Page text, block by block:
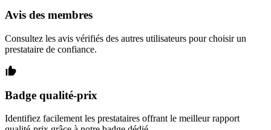
Avis des membres
Consultez les avis vérifiés des autres utilisateurs pour choisir un
prestataire de confiance.
Badge qualité-prix
Identifiez facilement les prestataires offrant le meilleur rapport